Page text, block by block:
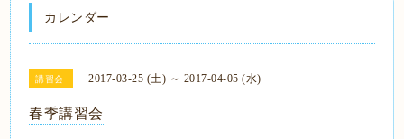
カレンダー
講習会 2017-03-25 (土) ～ 2017-04-05 (水)
春季講習会